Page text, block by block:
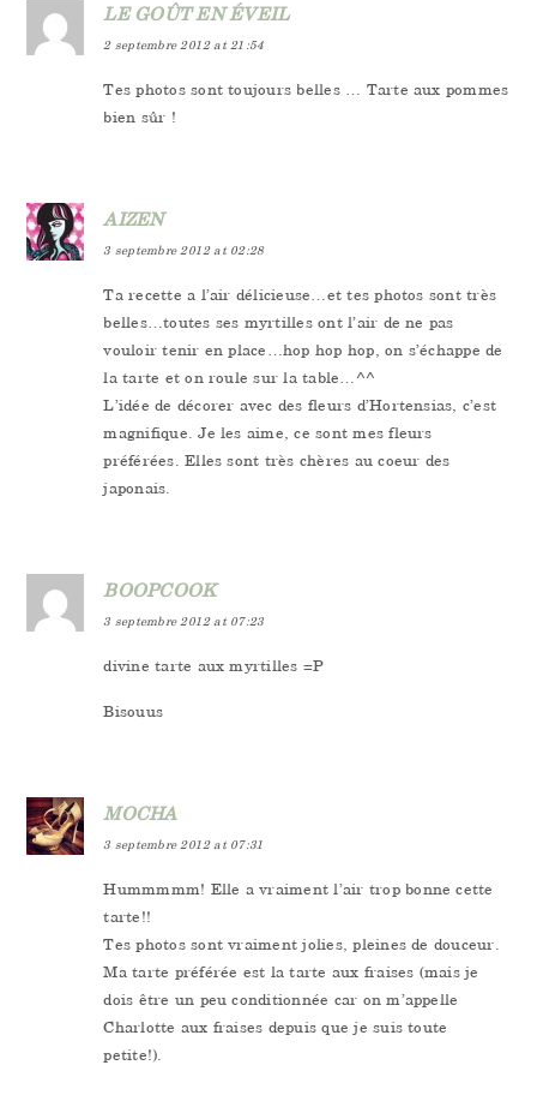
LE GOÛT EN ÉVEIL
2 septembre 2012 at 21:54
Tes photos sont toujours belles … Tarte aux pommes
bien sûr !
AIZEN
3 septembre 2012 at 02:28
Ta recette a l’air délicieuse…et tes photos sont très
belles…toutes ses myrtilles ont l’air de ne pas
vouloir tenir en place…hop hop hop, on s’échappe de
la tarte et on roule sur la table…^^
L’idée de décorer avec des fleurs d’Hortensias, c’est
magnifique. Je les aime, ce sont mes fleurs
préférées. Elles sont très chères au coeur des
japonais.
BOOPCOOK
3 septembre 2012 at 07:23
divine tarte aux myrtilles =P
Bisouus
MOCHA
3 septembre 2012 at 07:31
Hummmmm! Elle a vraiment l’air trop bonne cette
tarte!!
Tes photos sont vraiment jolies, pleines de douceur.
Ma tarte préférée est la tarte aux fraises (mais je
dois être un peu conditionnée car on m’appelle
Charlotte aux fraises depuis que je suis toute
petite!).